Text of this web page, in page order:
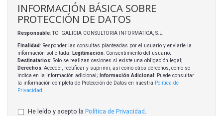
INFORMACIÓN BÁSICA SOBRE
PROTECCIÓN DE DATOS
Responsable: TCI GALICIA CONSULTORIA INFORMATICA, S.L.
Finalidad: Responder las consultas planteadas por el usuario y enviarle la
información solicitada; Legitimación: Consentimiento del usuario;
Destinatarios: Solo se realizan cesiones si existe una obligación legal;
Derechos: Acceder, rectificar y suprimir, así como otros derechos, como se
indica en la información adicional;
Información Adicional : Puede consultar
la información completa de Protección de Datos en nuestra Política de
Privacidad
He leído y acepto la Política de Privacidad